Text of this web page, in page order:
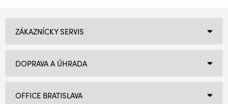
OFFICE BRATISLAVA
ZÁKAZNÍCKY SERVIS
DOPRAVA A ÚHRADA